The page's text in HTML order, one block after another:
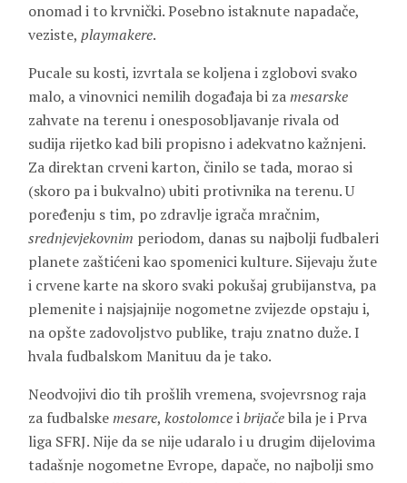
onomad i to krvnički. Posebno istaknute napadače,
veziste, playmakere.
Pucale su kosti, izvrtala se koljena i zglobovi svako
malo, a vinovnici nemilih događaja bi zamesarske
zahvate na terenu i onesposobljavanje rivala od
sudija rijetko kad bili propisno i adekvatno kažnjeni.
Za direktan crveni karton, činilo se tada, morao si
(skoro pa i bukvalno) ubiti protivnika na terenu. U
poređenju s tim, po zdravlje igrača mračnim,
srednjevjekovnim periodom, danas su najbolji fudbaleri
planete zaštićeni kao spomenici kulture. Sijevaju žute
i crvene karte na skoro svaki pokušaj grubijanstva, pa
plemenite i najsjajnije nogometne zvijezde opstaju i,
na opšte zadovoljstvo publike, traju znatno duže. I
hvala fudbalskom Manituu da je tako.
Neodvojivi dio tih prošlih vremena, svojevrsnog raja
za fudbalskemesare, kostolomceibrijačebila je i Prva
liga SFRJ. Nije da se nije udaralo i u drugim dijelovima
tadašnje nogometne Evrope, dapače, no najbolji smo